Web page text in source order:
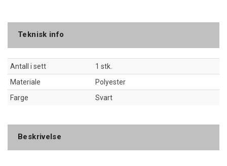
Teknisk info
Antall i sett
1 stk.
Materiale
Polyester
Farge
Svart
Beskrivelse